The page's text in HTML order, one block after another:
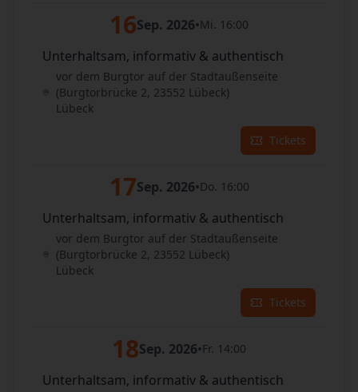
16Sep. 2026•Mi. 16:00
Unterhaltsam, informativ & authentisch
vor dem Burgtor auf der Stadtaußenseite
(Burgtorbrücke 2, 23552 Lübeck)
Lübeck
Tickets
17Sep. 2026•Do. 16:00
Unterhaltsam, informativ & authentisch
vor dem Burgtor auf der Stadtaußenseite
(Burgtorbrücke 2, 23552 Lübeck)
Lübeck
Tickets
18Sep. 2026•Fr. 14:00
Unterhaltsam, informativ & authentisch